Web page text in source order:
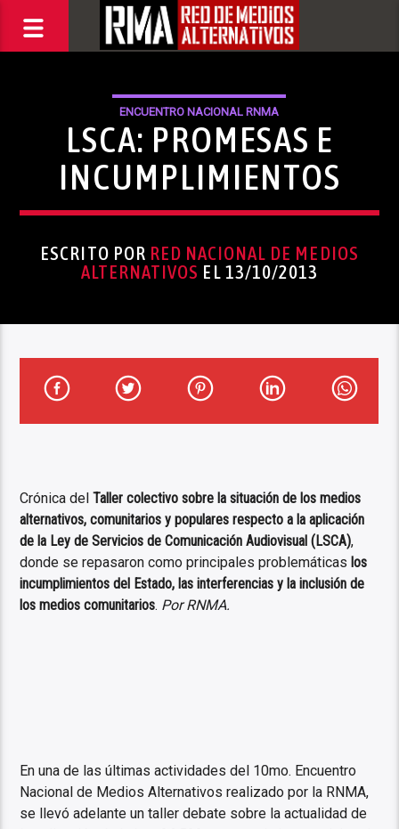
ENCUENTRO NACIONAL RNMA
LSCA: PROMESAS E
INCUMPLIMIENTOS
ESCRITO POR RED NACIONAL DE MEDIOS
ALTERNATIVOS EL 13/10/2013
Crónica delTaller colectivo sobre la situación de los medios
alternativos, comunitarios y populares respecto a la aplicación
de la Ley de Servicios de Comunicación Audiovisual (LSCA),
donde se repasaron como principales problemáticas los
incumplimientos del Estado, las interferencias y la inclusión de
los medios comunitarios. Por RNMA.
En una de las últimas actividades del 10mo. Encuentro
Nacional de Medios Alternativos realizado por la RNMA,
se llevó adelante un taller debate sobre la actualidad de